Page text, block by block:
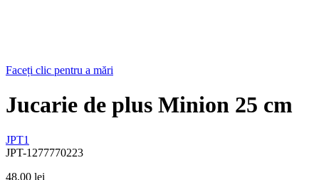
Faceți clic pentru a mări
Jucarie de plus Minion 25 cm
JPT1
JPT-1277770223
48,00 lei